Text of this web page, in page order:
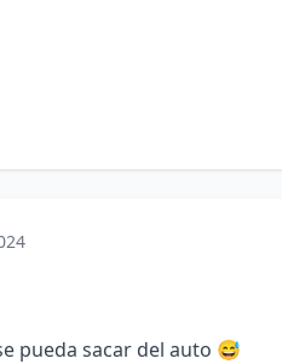
pueda sacar del auto 😅